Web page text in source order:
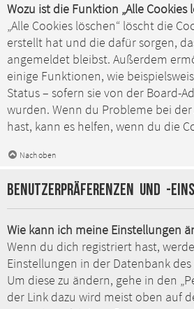
Wozu ist die Funktion „Alle Cookies
„Alle Cookies löschen“ löscht die
erstellt hat und die dafür sorgen,
angemeldet bleibst. Außerdem
einige Funktionen, wie
Status – sofern sie von der Board-
wurden. Wenn du Probleme bei
hast, kann es helfen, wenn du die
Nach oben
Benutzerpräferenzen und -
Wie kann ich meine Einstellungen
Wenn du dich registriert hast,
Einstellungen in der Datenbank
Um diese zu ändern, gehe in den
der Link dazu wird meist oben auf